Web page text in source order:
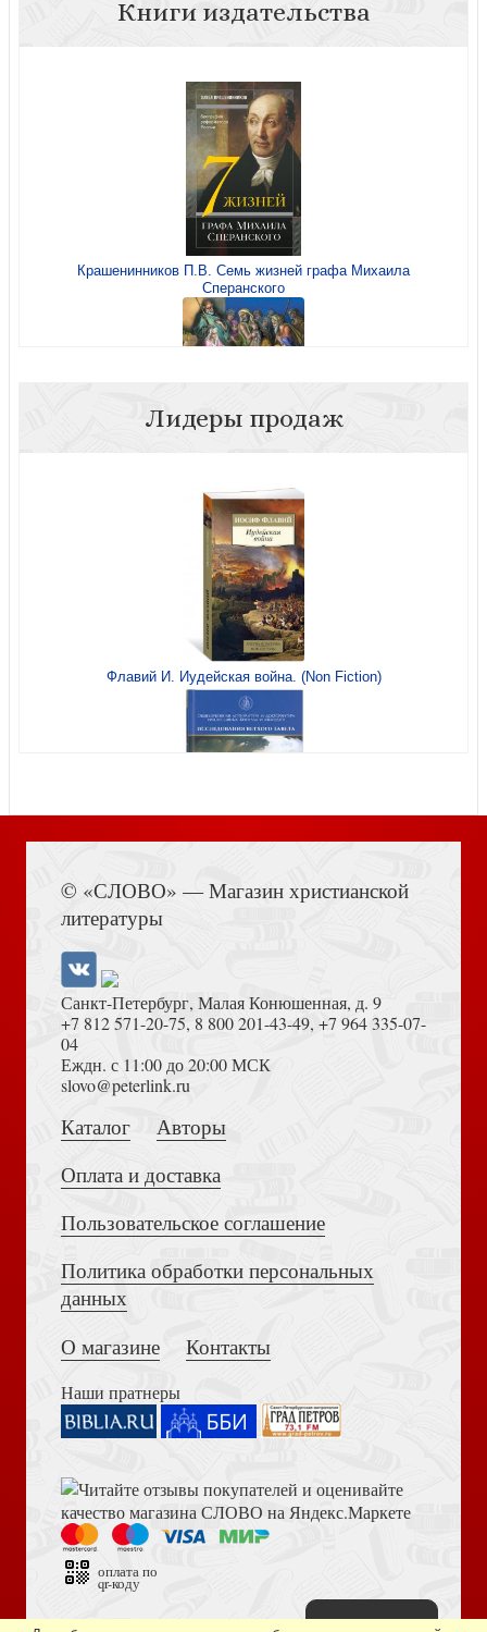
Сотворенный для величия
Нравственное лидерство
Книги издательства
Крашенинников П.В. Семь жизней графа Михаила
Сперанского
Иллюстрированная Библия для детей (с цв. ил. Доре)
Жукова Н.С. Православие. Букварь
Льюис К. Хроники Нарнии (Эксмо, 2026)
Синдром хорошего человека
Еженедельник искусств Священная история в ил.
Пропп В.Морфология волшебной сказки. Исторические
корни волшебной сказки.Фольклор и действительность
Лидеры продаж
Флавий И. Иудейская война. (Non Fiction)
Достоевский Ф.М. Сила и правда России (2024)
Толкование на Апокалипсис (Тихоний Африканский)
© «СЛОВО» — Магазин христианской
литературы
Санкт-Петербург, Малая Конюшенная, д. 9
+7 812 571-20-75, 8 800 201-43-49, +7 964 335-07-
04
Еждн. с 11:00 до 20:00 МСК
slovo@peterlink.ru
Каталог
Авторы
Оплата и доставка
Пользовательское соглашение
Политика обработки персональных
данных
О магазине
Контакты
Наши пратнеры
оплата по
qr-коду